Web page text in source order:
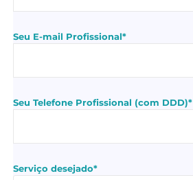
Seu E-mail Profissional*
Seu Telefone Profissional (com DDD)*
Serviço desejado*